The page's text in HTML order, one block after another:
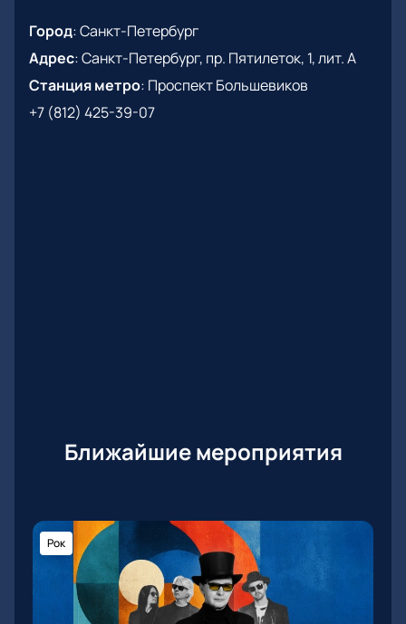
Город:Санкт-Петербург
Адрес:Санкт-Петербург, пр. Пятилеток, 1, лит. А
Станция метро: Проспект Большевиков
+7 (812) 425-39-07
Ближайшие мероприятия
Рок